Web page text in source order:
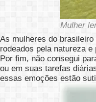
Mulher
As mulheres do
rodeados pela natureza
Por fim, não consegui
ou em suas tarefas
essas emoções estão